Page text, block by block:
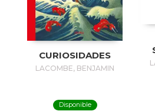
CURIOSIDADES
LACOMBE, BENJAMIN
Disponible